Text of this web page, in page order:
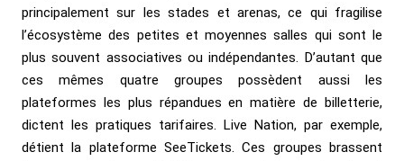
principalement sur les stades et arenas, ce qui fragilise
l’écosystème des petites et moyennes salles qui sont le
plus souvent associatives ou indépendantes. D’autant que
ces mêmes quatre groupes possèdent aussi les
plateformes les plus répandues en matière de billetterie,
dictent les pratiques tarifaires. Live Nation, par exemple,
détient la plateforme SeeTickets. Ces groupes brassent